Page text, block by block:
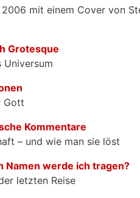
mit einem Cover von
Grotesque
Universum
Gott
Kommentare
– und wie man sie löst
Namen werde ich tragen?
letzten Reise